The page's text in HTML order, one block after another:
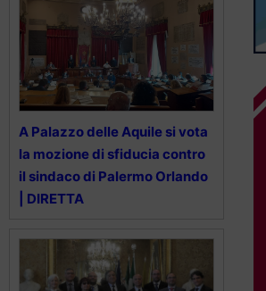
A Palazzo delle Aquile si vota
la mozione di sfiducia contro
il sindaco di Palermo Orlando
| DIRETTA